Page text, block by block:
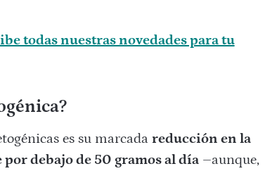
todas nuestras novedades para tu
es su marcada reducción en la
debajo de 50 gramos al día–aunque,